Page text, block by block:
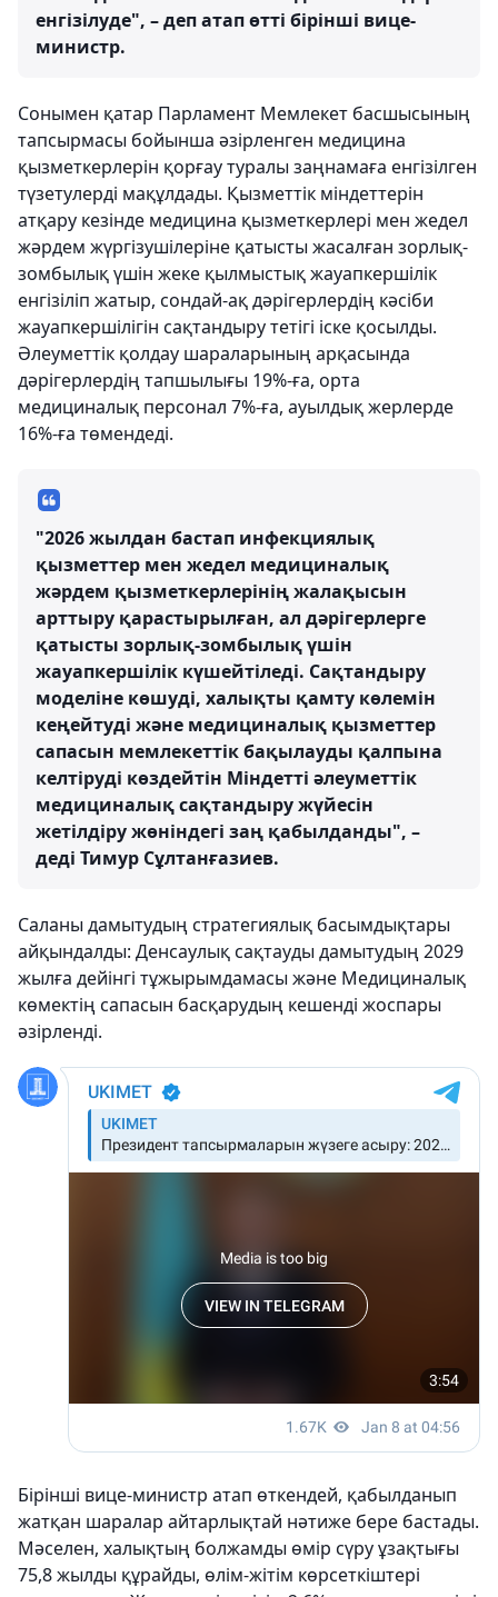
енгізілуде", – деп атап өтті бірінші вице-
министр.
Сонымен қатар Парламент Мемлекет басшысының
тапсырмасы бойынша әзірленген медицина
қызметкерлерін қорғау туралы заңнамаға енгізілген
түзетулерді мақұлдады. Қызметтік міндеттерін
атқару кезінде медицина қызметкерлері мен жедел
жәрдем жүргізушілеріне қатысты жасалған зорлық-
зомбылық үшін жеке қылмыстық жауапкершілік
енгізіліп жатыр, сондай-ақ дәрігерлердің кәсіби
жауапкершілігін сақтандыру тетігі іске қосылды.
Әлеуметтік қолдау шараларының арқасында
дәрігерлердің тапшылығы 19%-ға, орта
медициналық персонал 7%-ға, ауылдық жерлерде
16%-ға төмендеді.
"2026 жылдан бастап инфекциялық
қызметтер мен жедел медициналық
жәрдем қызметкерлерінің жалақысын
арттыру қарастырылған, ал дәрігерлерге
қатысты зорлық-зомбылық үшін
жауапкершілік күшейтіледі. Сақтандыру
моделіне көшуді, халықты қамту көлемін
кеңейтуді және медициналық қызметтер
сапасын мемлекеттік бақылауды қалпына
келтіруді көздейтін Міндетті әлеуметтік
медициналық сақтандыру жүйесін
жетілдіру жөніндегі заң қабылданды", –
деді Тимур Сұлтанғазиев.
Саланы дамытудың стратегиялық басымдықтары
айқындалды: Денсаулық сақтауды дамытудың 2029
жылға дейінгі тұжырымдамасы және Медициналық
көмектің сапасын басқарудың кешенді жоспары
әзірленді.
Бірінші вице-министр атап өткендей, қабылданып
жатқан шаралар айтарлықтай нәтиже бере бастады.
Мәселен, халықтың болжамды өмір сүру ұзақтығы
75,8 жылды құрайды, өлім-жітім көрсеткіштері